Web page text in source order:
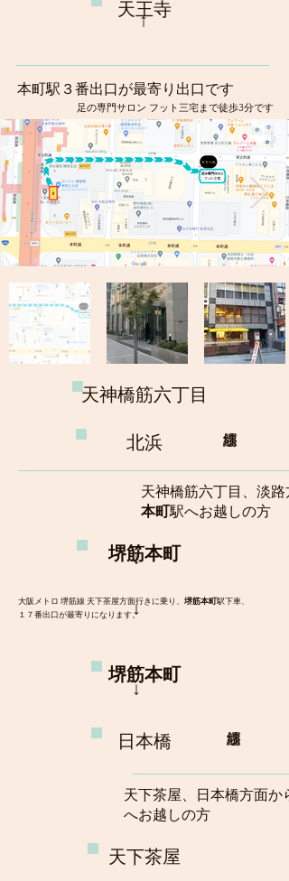
↑
​天王寺
本町駅３番出口が最寄り出口です
足の専門サロン フット三宅まで徒歩3分です
​天神橋筋六丁目
北浜
天神橋筋六丁目、淡路
本町駅へお越しの方
​↓
堺筋本町
​↓
大阪メトロ 堺筋線 天下茶屋方面行きに乗り、 堺筋本町 駅下車、
１７番出口が最寄りになります。
​↓
堺筋本町
日本橋
天下茶屋、日本橋方面から
へお越しの方
​天下茶屋